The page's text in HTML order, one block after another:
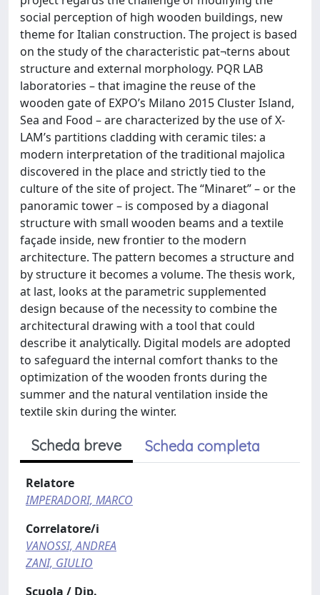
social perception of high wooden buildings, new
theme for Italian construction. The project is based
on the study of the characteristic pat¬terns about
structure and external morphology. PQR LAB
laboratories – that imagine the reuse of the
wooden gate of EXPO’s Milano 2015 Cluster Island,
Sea and Food – are characterized by the use of X-
LAM’s partitions cladding with ceramic tiles: a
modern interpretation of the traditional majolica
discovered in the place and strictly tied to the
culture of the site of project. The “Minaret” – or the
panoramic tower – is composed by a diagonal
structure with small wooden beams and a textile
faҫade inside, new frontier to the modern
architecture. The pattern becomes a structure and
by structure it becomes a volume. The thesis work,
at last, looks at the parametric supplemented
design because of the necessity to combine the
architectural drawing with a tool that could
describe it analytically. Digital models are adopted
to safeguard the internal comfort thanks to the
optimization of the wooden fronts during the
summer and the natural ventilation inside the
textile skin during the winter.
Scheda breve Scheda completa
Relatore
IMPERADORI, MARCO
Correlatore/i
VANOSSI, ANDREA
ZANI, GIULIO
Scuola / Dip.